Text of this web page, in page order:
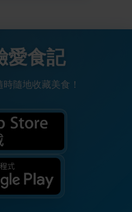
愛食記
隨地收藏美食！